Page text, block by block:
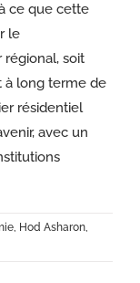
ce que cette
le
soit
à long terme de
résidentiel
avec un
, Hod Asharon,